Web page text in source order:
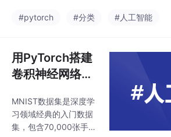
欠采样等技术解决数据
效的特征，进一步提升
模型的性能。希望本文
分为训练集和测试集，
定数量的图像样本，这
些图像涵盖了不同角
度、光照条件下的食物
供了丰富的多样性。nn.
Conv2d(stride=1,padd
ing=2,),nn.ReLU(),nn.R
#pytorch #分类 #人工智能
用PyTorch搭建
卷积神经网络实
字识别
MNIST数据集是深度学
习领域经典的入门数据
集，包含70,000张手写